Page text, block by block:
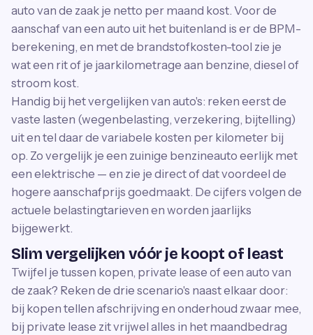
auto van de zaak je netto per maand kost. Voor de
aanschaf van een auto uit het buitenland is er de BPM-
berekening, en met de brandstofkosten-tool zie je
wat een rit of je jaarkilometrage aan benzine, diesel of
stroom kost.
Handig bij het vergelijken van auto's: reken eerst de
vaste lasten (wegenbelasting, verzekering, bijtelling)
uit en tel daar de variabele kosten per kilometer bij
op. Zo vergelijk je een zuinige benzineauto eerlijk met
een elektrische — en zie je direct of dat voordeel de
hogere aanschafprijs goedmaakt. De cijfers volgen de
actuele belastingtarieven en worden jaarlijks
bijgewerkt.
Slim vergelijken vóór je koopt of least
Twijfel je tussen kopen, private lease of een auto van
de zaak? Reken de drie scenario's naast elkaar door:
bij kopen tellen afschrijving en onderhoud zwaar mee,
bij private lease zit vrijwel alles in het maandbedrag